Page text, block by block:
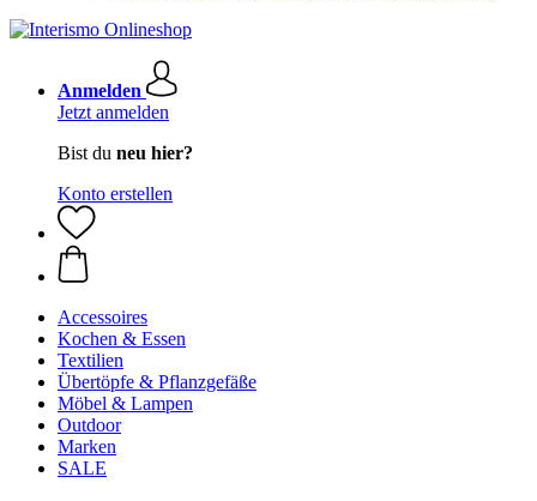
Anmelden
Jetzt anmelden
Bist du neu hier?
Konto erstellen
Accessoires
Kochen & Essen
Textilien
Übertöpfe & Pflanzgefäße
Möbel & Lampen
Outdoor
Marken
SALE